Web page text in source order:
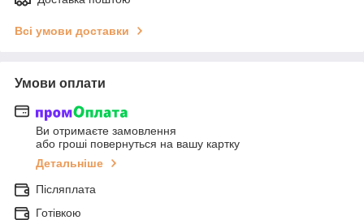
Всі умови доставки
Умови оплати
Ви отримаєте замовлення
або гроші повернуться на вашу картку
Детальніше
Післяплата
Готівкою